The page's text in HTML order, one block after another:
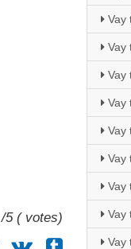
/5 ( votes)
Vay
Vay
Vay
Vay
Vay
Vay
Vay
Vay
Vay